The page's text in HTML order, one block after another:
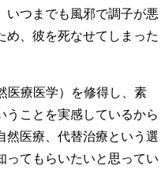
いつまでも風邪で調子が悪
め、彼を死なせてしまった
医療医学）を修得し、素
うことを実感しているから
然医療、代替治療という選
ってもらいたいと思ってい